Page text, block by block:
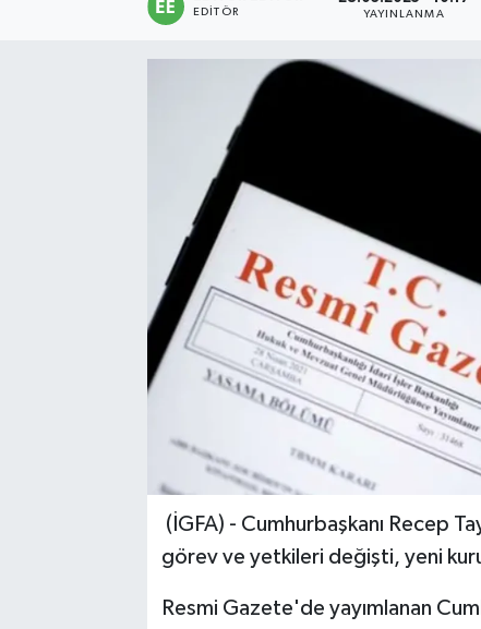
EDITÖR YAYINLANMA
(İGFA) - Cumhurbaşkanı Recep
görev ve yetkileri değişti, yeni
Resmi Gazete'de yayımlanan